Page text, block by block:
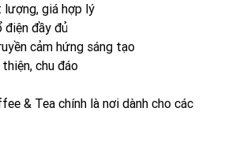
giá hợp lý
điện đầy đủ
cảm hứng sáng tạo
chu đáo
& Tea chính là nơi dành cho các